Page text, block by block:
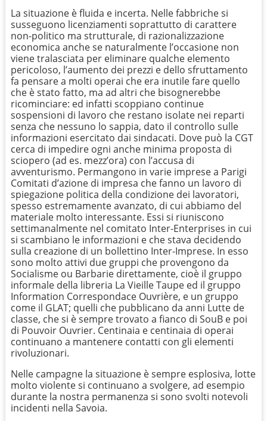
La situazione è fluida e incerta. Nelle fabbriche si
susseguono licenziamenti soprattutto di carattere
non-politico ma strutturale, di razionalizzazione
economica anche se naturalmente l’occasione non
viene tralasciata per eliminare qualche elemento
pericoloso, l’aumento dei prezzi e dello sfruttamento
fa pensare a molti operai che era inutile fare quello
che è stato fatto, ma ad altri che bisognerebbe
ricominciare: ed infatti scoppiano continue
sospensioni di lavoro che restano isolate nei reparti
senza che nessuno lo sappia, dato il controllo sulle
informazioni esercitato dai sindacati. Dove può la CGT
cerca di impedire ogni anche minima proposta di
sciopero (ad es. mezz’ora) con l’accusa di
avventurismo. Permangono in varie imprese a Parigi
Comitati d’azione di impresa che fanno un lavoro di
spiegazione politica della condizione dei lavoratori,
spesso estremamente avanzato, di cui abbiamo del
materiale molto interessante. Essi si riuniscono
settimanalmente nel comitato Inter-Enterprises in cui
si scambiano le informazioni e che stava decidendo
sulla creazione di un bollettino Inter-Imprese. In esso
sono molto attivi due gruppi che provengono da
Socialisme ou Barbarie direttamente, cioè il gruppo
informale della libreria La Vieille Taupe ed il gruppo
Information Correspondace Ouvrière, e un gruppo
come il GLAT; quelli che pubblicano da anni Lutte de
classe, che si è sempre trovato a fianco di SouB e poi
di Pouvoir Ouvrier. Centinaia e centinaia di operai
continuano a mantenere contatti con gli elementi
rivoluzionari.
Nelle campagne la situazione è sempre esplosiva, lotte
molto violente si continuano a svolgere, ad esempio
durante la nostra permanenza si sono svolti notevoli
incidenti nella Savoia.